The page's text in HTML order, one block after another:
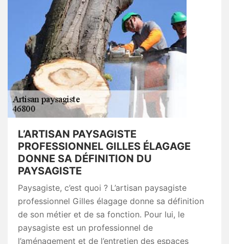
L’ARTISAN PAYSAGISTE
PROFESSIONNEL GILLES ÉLAGAGE
DONNE SA DÉFINITION DU
PAYSAGISTE
Paysagiste, c’est quoi ? L’artisan paysagiste
professionnel Gilles élagage donne sa définition
de son métier et de sa fonction. Pour lui, le
paysagiste est un professionnel de
l’aménagement et de l’entretien des espaces